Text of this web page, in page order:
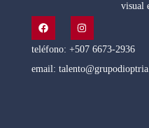
visual
teléfono: +507 6673-2936
email: